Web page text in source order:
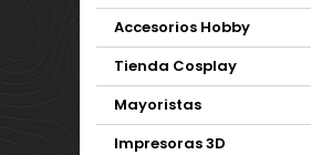
Accesorios Hobby
Tienda Cosplay
Mayoristas
Impresoras 3D